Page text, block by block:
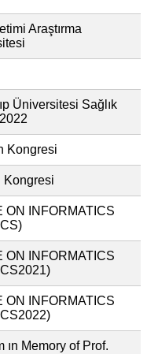
Araştırma
Üniversitesi Sağlık
Kongresi
Kongresi
ON INFORMATICS
ON INFORMATICS
ON INFORMATICS
ın Memory of Prof.